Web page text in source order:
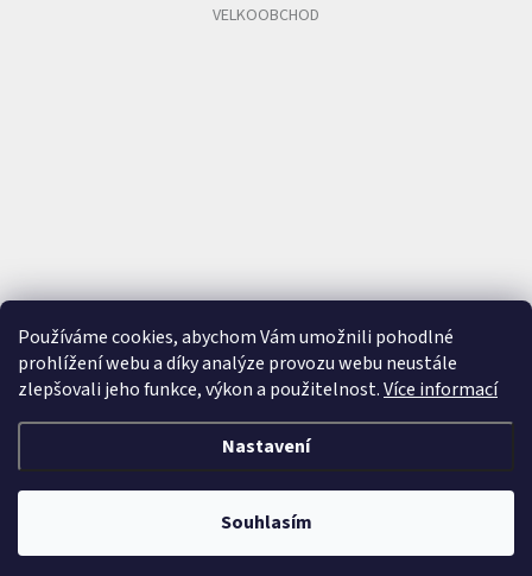
Používáme cookies, abychom Vám umožnili pohodlné
prohlížení webu a díky analýze provozu webu neustále
zlepšovali jeho funkce, výkon a použitelnost.Více informací
Nastavení
Souhlasím
VELKOOBCHOD
Cutie - Kids jewellery. Všechna práva vyhrazena.